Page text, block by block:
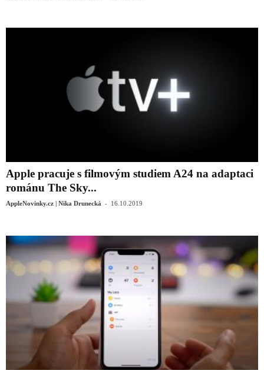
Apple pracuje s filmovým studiem A24 na adaptaci
románu The Sky...
AppleNovinky.cz | Nika Drunecká - 16.10.2019